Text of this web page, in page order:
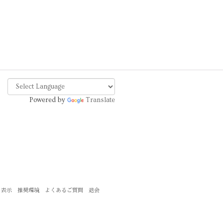
Powered by Translate
示 推奨環境 よくあるご質問 退会